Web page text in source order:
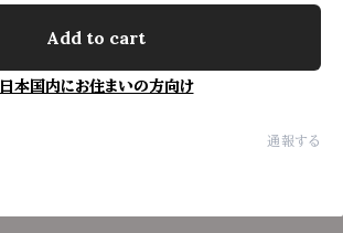
Add to cart
日本国内にお住まいの方向け
通報する